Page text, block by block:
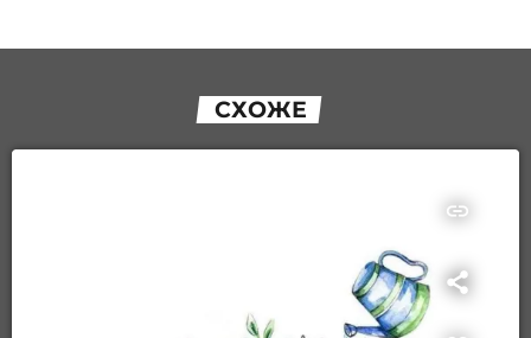
СХОЖЕ
insert_link